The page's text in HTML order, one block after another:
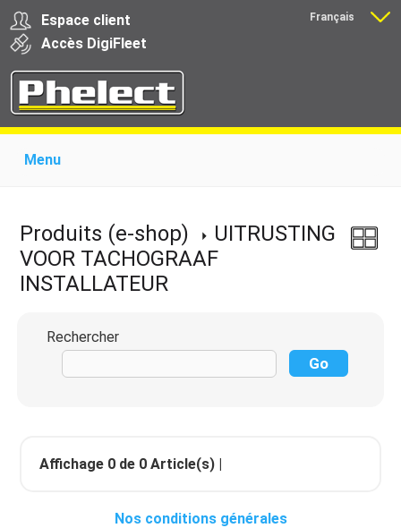
Espace client
Accès DigiFleet
Français
Menu
Produits pour transporteurs
Formations
Actualité
Support
Liens
Contact
Produits (e-shop)
UITRUSTING
VOOR TACHOGRAAF
INSTALLATEUR
Rechercher
Affichage 0 de 0 Article(s) |
Nos conditions générales